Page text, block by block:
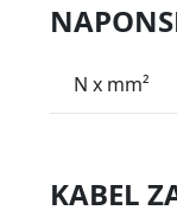
N x mm²
KABEL